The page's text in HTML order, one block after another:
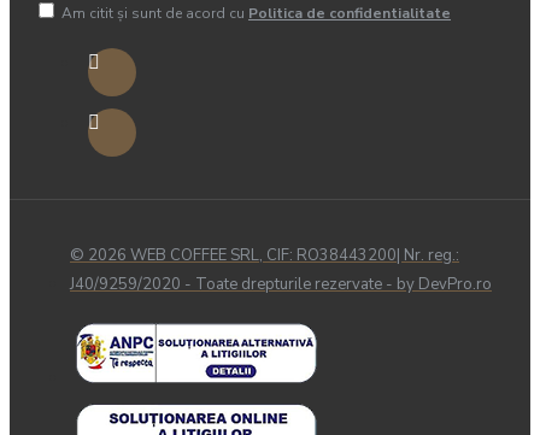
Am citit şi sunt de acord cu Politica de confidentialitate
© 2026 WEB COFFEE SRL, CIF: RO38443200| Nr. reg.:
J40/9259/2020 - Toate drepturile rezervate - by DevPro.ro